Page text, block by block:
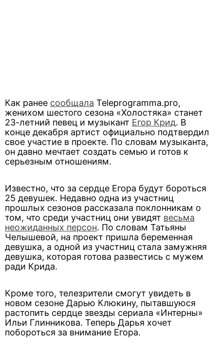
Как ранее сообщала Teleprogramma.pro,
женихом шестого сезона «Холостяка» станет
23-летний певец и музыкант Егор Крид. В
конце декабря артист официально подтвердил
свое участие в проекте. По словам музыканта,
он давно мечтает создать семью и готов к
серьезным отношениям.
Известно, что за сердце Егора будут бороться
25 девушек. Недавно одна из участниц
прошлых сезонов рассказала поклонникам о
том, что среди участниц они увидят весьма
неожиданных персон. По словам Татьяны
Челышевой, на проект пришла беременная
девушка, а одной из участниц стала замужняя
девушка, которая готова развестись с мужем
ради Крида.
Кроме того, телезрители смогут увидеть в
новом сезоне Дарью Клюкину, пытавшуюся
растопить сердце звезды сериала «Интерны»
Ильи Глинникова. Теперь Дарья хочет
побороться за внимание Егора.